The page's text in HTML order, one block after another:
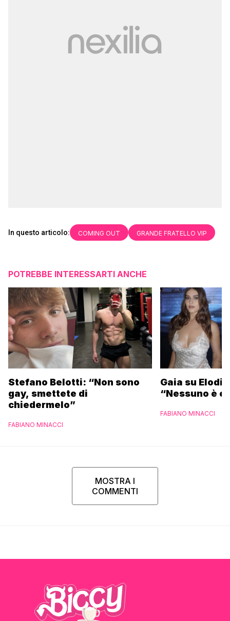
In questo articolo: COMING OUT GRANDE FRATELLO VIP
POTREBBE INTERESSARTI ANCHE
Stefano Belotti: “Non sono
gay, smettete di
chiedermelo”
FABIANO MINACCI
Gaia su
“Nessuno è
FABIANO MINACCI
MOSTRA I
COMMENTI